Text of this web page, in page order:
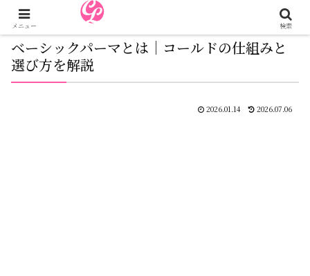
ベーシックパーマとは｜コールドの仕組みと
選び方を解説
2026.01.14 2026.07.06
メニュー 検索